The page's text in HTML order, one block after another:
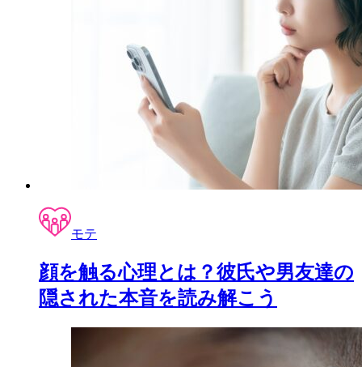
モテ
顔を触る心理とは？彼氏や男友達の
隠された本音を読み解こう